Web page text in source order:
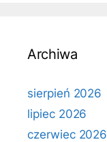
Archiwa
sierpień 2026
lipiec 2026
czerwiec 2026